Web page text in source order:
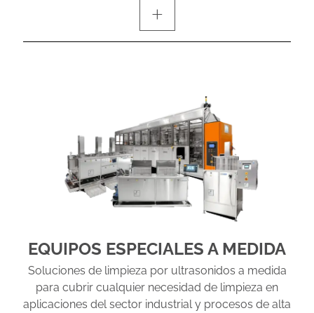
+
EQUIPOS ESPECIALES A MEDIDA
Soluciones de limpieza por ultrasonidos a medida
para cubrir cualquier necesidad de limpieza en
aplicaciones del sector industrial y procesos de alta